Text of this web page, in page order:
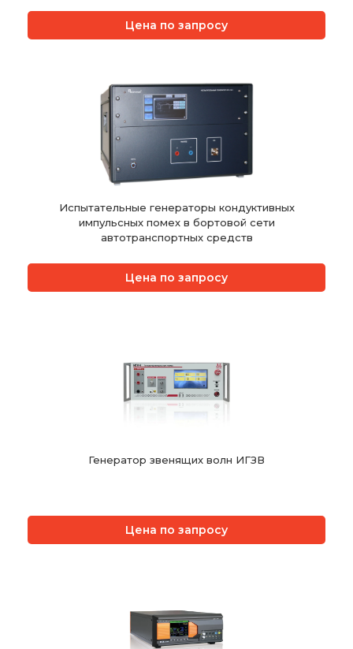
Цена по запросу
Испытательные генераторы кондуктивных
импульсных помех в бортовой сети
автотранспортных средств
Цена по запросу
Генератор звенящих волн ИГЗВ
Цена по запросу